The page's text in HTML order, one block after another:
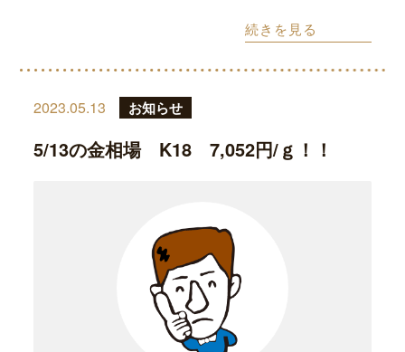
続きを見る
2023.05.13 お知らせ
5/13の金相場 K18 7,052円/ｇ！！